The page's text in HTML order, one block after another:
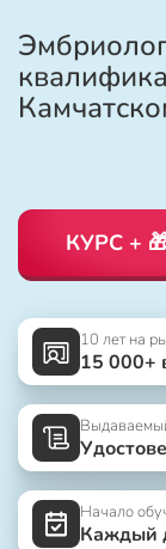
КУРС +
10 лет на
15 000+
Начало
Каждый